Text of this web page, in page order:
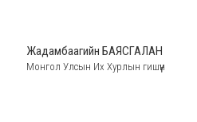
Жадамбаагийн БАЯСГАЛАН
Монгол Улсын Их Хурлын гишүүн